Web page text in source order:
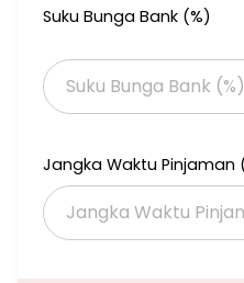
8 Menit ke Azhari Islamic School
5 Menit Siloam Semanggi
10 Menit ke MMC Hospital
memasarkan unit anda.
Hubungi
Emil Venomas (Aa)
Suku Bunga Bank (%)
Jangka Waktu Pinjaman